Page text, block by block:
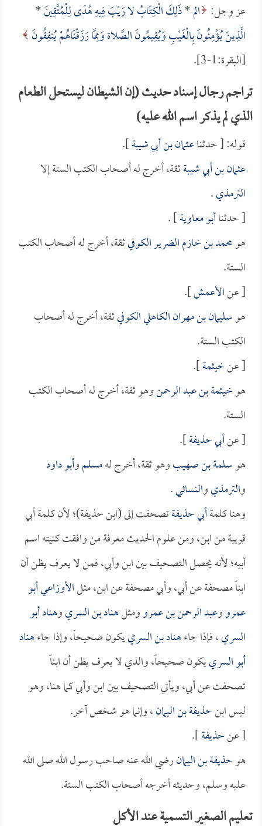
عز وجل: الم*ذَلِكَ الْكِتَابُ لا رَيْبَ فِيهِ هُدًى لِلْمُتَّقِينَ*
الَّذِينَ يُؤْمِنُونَ بِالْغَيْبِ وَيُقِيمُونَ الصَّلاة وَمِمَّا رَزَقْنَاهُمْ يُنفِقُونَ
[البقرة:1-3].
تراجم رجال إسناد حديث (إن الشيطان ليستحل الطعام
الذي لم يذكر اسم الله عليه)
قوله: [ حدثناعثمان بن أبي شيبة].
عثمان بن أبي شيبةثقة، أخرج له أصحاب الكتب الستة إلا
الترمذي.
[ حدثناأبو معاوية] .
هومحمد بن خازم الضرير الكوفيثقة، أخرج له أصحاب الكتب
الستة.
[ عنالأعمش].
هوسليمان بن مهران الكاهلي الكوفيثقة، أخرج له أصحاب
الكتب الستة.
[ عنخيثمة].
هوخيثمة بن عبد الرحمنوهو ثقة، أخرج له أصحاب الكتب
الستة.
[ عنأبي حذيفة].
هوسلمة بن صهيبوهو ثقة، أخرج لهمسلموأبو داود
والترمذيوالنسائي.
وهنا كلمةأبي حذيفةتصحفت إلى (ابن حذيفة)؛ لأن كلمة أبي
قريبة من ابن، ومن علوم الحديث معرفة من وافقت كنيته اسم
أبيه؛ لأنه يحصل التصحيف بين ابن وأبي، فمن لا يعرف يظن أن
ابناً مصحفة عن أبي، وأبي مصحفة عن ابن، مثلالأوزاعي أبو
عمرووعبد الرحمن بن عمروومثلهناد بن السريوهناد أبو
السري، فإذا جاءهناد بن السرييكون صحيحاً، وإذا جاءهناد
أبو السرييكون صحيحاً، والذي لا يعرف يظن أن ابناً
تصحفت عن أبي، ويأتي التصحيف بين ابن وأبي كما هنا، وهو
ليس ابنحذيفة بن اليمان، وإنما هو شخص آخر.
[ عنحذيفة].
هوحذيفة بن اليمانرضي الله عنه صاحب رسول الله صلى الله
عليه وسلم، وحديثه أخرجه أصحاب الكتب الستة.
تعليم الصغير التسمية عند الأكل